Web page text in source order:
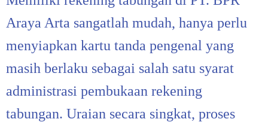
Araya Arta sangatlah mudah, hanya perlu
menyiapkan kartu tanda pengenal yang
masih berlaku sebagai salah satu syarat
administrasi pembukaan rekening
tabungan. Uraian secara singkat, proses